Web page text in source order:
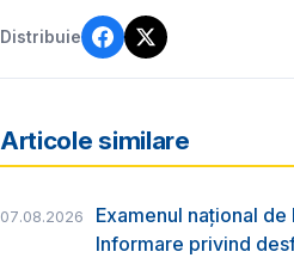
Distribuie
Articole similare
07.08.2026
Examenul național
Informare privind